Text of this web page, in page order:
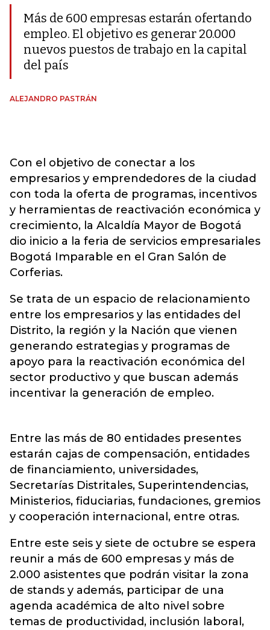
Más de 600 empresas estarán ofertando
empleo. El objetivo es generar 20.000
nuevos puestos de trabajo en la capital
del país
ALEJANDRO PASTRÁN
Con el objetivo de conectar a los
empresarios y emprendedores de la ciudad
con toda la oferta de programas, incentivos
y herramientas de reactivación económica y
crecimiento, la Alcaldía Mayor de Bogotá
dio inicio a la feria de servicios empresariales
Bogotá Imparable en el Gran Salón de
Corferias.
Se trata de un espacio de relacionamiento
entre los empresarios y las entidades del
Distrito, la región y la Nación que vienen
generando estrategias y programas de
apoyo para la reactivación económica del
sector productivo y que buscan además
incentivar la generación de empleo.
Entre las más de 80 entidades presentes
estarán cajas de compensación, entidades
de financiamiento, universidades,
Secretarías Distritales, Superintendencias,
Ministerios, fiduciarias, fundaciones, gremios
y cooperación internacional, entre otras.
Entre este seis y siete de octubre se espera
reunir a más de 600 empresas y más de
2.000 asistentes que podrán visitar la zona
de stands y además, participar de una
agenda académica de alto nivel sobre
temas de productividad, inclusión laboral,